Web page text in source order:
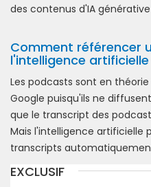
des contenus d'IA
Comment référencer
l'intelligence artificielle
Les podcasts sont en
Google puisqu'ils ne
que le transcript des
Mais l'intelligence artificielle
transcripts
EXCLUSIF